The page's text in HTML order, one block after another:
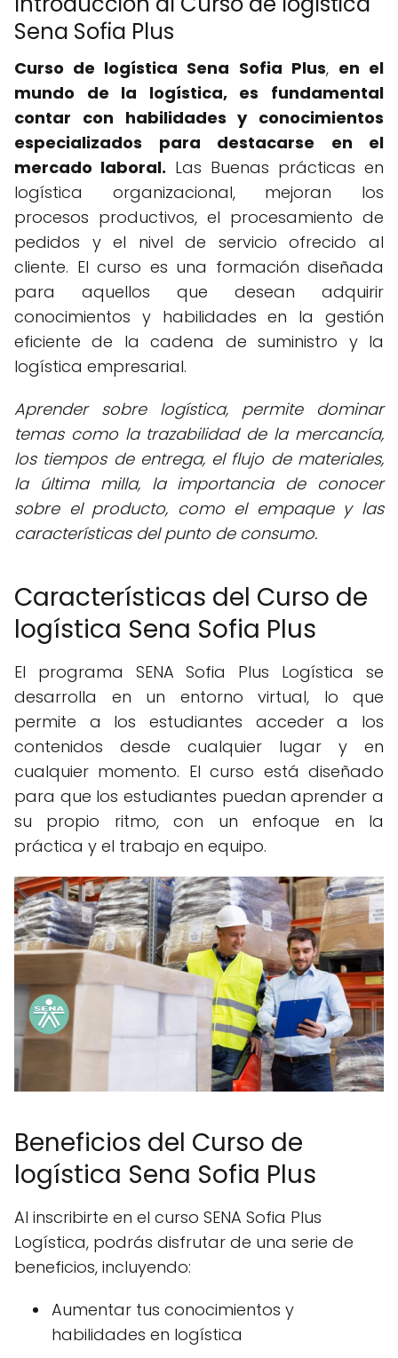
Sena Sofia Plus
Curso de logística Sena Sofia Plus, en el
mundo de la logística, es fundamental
contar con habilidades y conocimientos
especializados para destacarse en el
mercado laboral. Las Buenas prácticas en
logística organizacional, mejoran los
procesos productivos, el procesamiento de
pedidos y el nivel de servicio ofrecido al
cliente. El curso es una formación diseñada
para aquellos que desean adquirir
conocimientos y habilidades en la gestión
eficiente de la cadena de suministro y la
logística empresarial.
Aprender sobre logística, permite dominar
temas como la trazabilidad de la mercancía,
los tiempos de entrega, el flujo de materiales,
la última milla, la importancia de conocer
sobre el producto, como el empaque y las
características del punto de consumo.
Características del Curso de
logística Sena Sofia Plus
El programa SENA Sofia Plus Logística se
desarrolla en un entorno virtual, lo que
permite a los estudiantes acceder a los
contenidos desde cualquier lugar y en
cualquier momento. El curso está diseñado
para que los estudiantes puedan aprender a
su propio ritmo, con un enfoque en la
práctica y el trabajo en equipo.
Beneficios del Curso de
logística Sena Sofia Plus
Al inscribirte en el curso SENA Sofia Plus
Logística, podrás disfrutar de una serie de
beneficios, incluyendo:
Aumentar tus conocimientos y
habilidades en logística